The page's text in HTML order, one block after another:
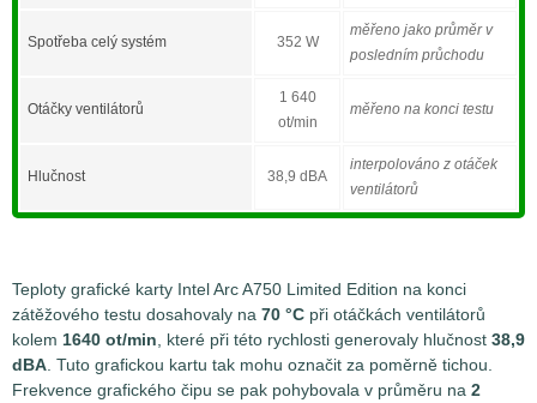
Spotřeba celý systém 352 W
měřeno jako průměr v
posledním průchodu
Otáčky ventilátorů
1 640
ot/min
měřeno na konci testu
Hlučnost 38,9 dBA
interpolováno z otáček
ventilátorů
Teploty grafické karty Intel Arc A750 Limited Edition na konci
zátěžového testu dosahovaly na 70 °C při otáčkách ventilátorů
kolem 1640 ot/min , které při této rychlosti generovaly hlučnost 38,9
dBA . Tuto grafickou kartu tak mohu označit za poměrně tichou.
Frekvence grafického čipu se pak pohybovala v průměru na 2